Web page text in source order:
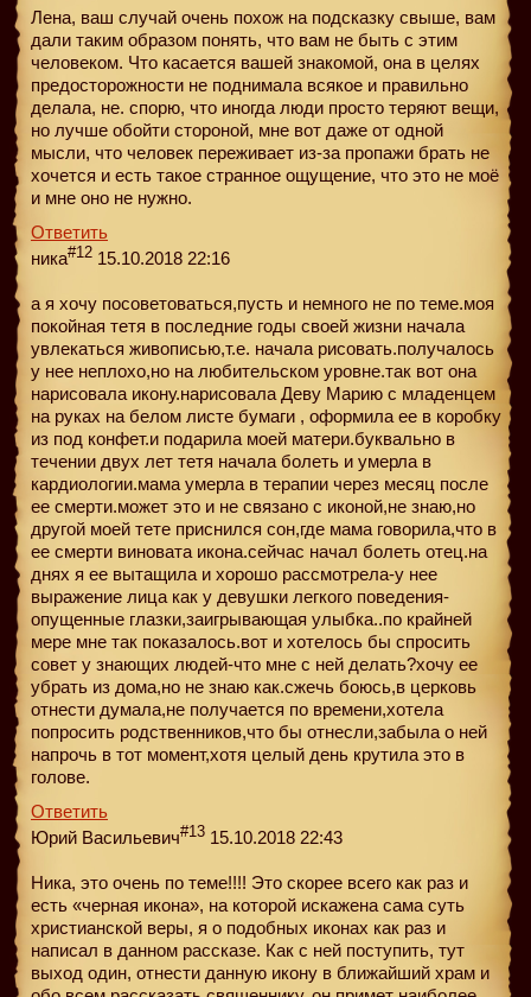
Лена, ваш случай очень похож на подсказку свыше, вам
дали таким образом понять, что вам не быть с этим
человеком. Что касается вашей знакомой, она в целях
предосторожности не поднимала всякое и правильно
делала, не. спорю, что иногда люди просто теряют вещи,
но лучше обойти стороной, мне вот даже от одной
мысли, что человек переживает из-за пропажи брать не
хочется и есть такое странное ощущение, что это не моё
и мне оно не нужно.
Ответить
ника#12 15.10.2018 22:16
а я хочу посоветоваться,пусть и немного не по теме.моя
покойная тетя в последние годы своей жизни начала
увлекаться живописью,т.е. начала рисовать.получалось
у нее неплохо,но на любительском уровне.так вот она
нарисовала икону.нарисовала Деву Марию с младенцем
на руках на белом листе бумаги , оформила ее в коробку
из под конфет.и подарила моей матери.буквально в
течении двух лет тетя начала болеть и умерла в
кардиологии.мама умерла в терапии через месяц после
ее смерти.может это и не связано с иконой,не знаю,но
другой моей тете приснился сон,где мама говорила,что в
ее смерти виновата икона.сейчас начал болеть отец.на
днях я ее вытащила и хорошо рассмотрела-у нее
выражение лица как у девушки легкого поведения-
опущенные глазки,заигрывающая улыбка..по крайней
мере мне так показалось.вот и хотелось бы спросить
совет у знающих людей-что мне с ней делать?хочу ее
убрать из дома,но не знаю как.сжечь боюсь,в церковь
отнести думала,не получается по времени,хотела
попросить родственников,что бы отнесли,забыла о ней
напрочь в тот момент,хотя целый день крутила это в
голове.
Ответить
Юрий Васильевич#13 15.10.2018 22:43
Ника, это очень по теме!!!! Это скорее всего как раз и
есть «черная икона», на которой искажена сама суть
христианской веры, я о подобных иконах как раз и
написал в данном рассказе. Как с ней поступить, тут
выход один, отнести данную икону в ближайший храм и